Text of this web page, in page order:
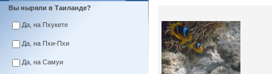
Вы ныряли в Таиланде?
Да, на Пхукете
Да, на Пхи-Пхи
Да, на Самуи